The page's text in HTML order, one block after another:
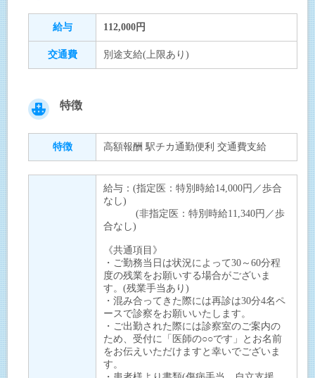
給与 112,000円
交通費 別途支給(上限あり)
特徴
特徴 高額報酬 駅チカ通勤便利 交通費支給
給与：(指定医：特別時給14,000円／歩合
なし)
(非指定医：特別時給11,340円／歩
合なし)
《共通項目》
・ご勤務当日は状況によって30～60分程
度の残業をお願いする場合がございま
す。(残業手当あり)
・混み合ってきた際には再診は30分4名ペ
ースで診察をお願いいたします。
・ご出勤された際には診察室のご案内の
ため、受付に「医師の○○です」とお名前
をお伝えいただけますと幸いでございま
す。